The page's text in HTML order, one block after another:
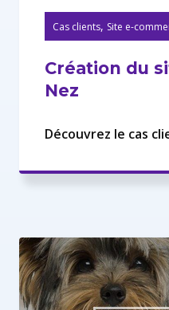
Cas clients, Site e-
Création du
Nez
Découvrez le cas